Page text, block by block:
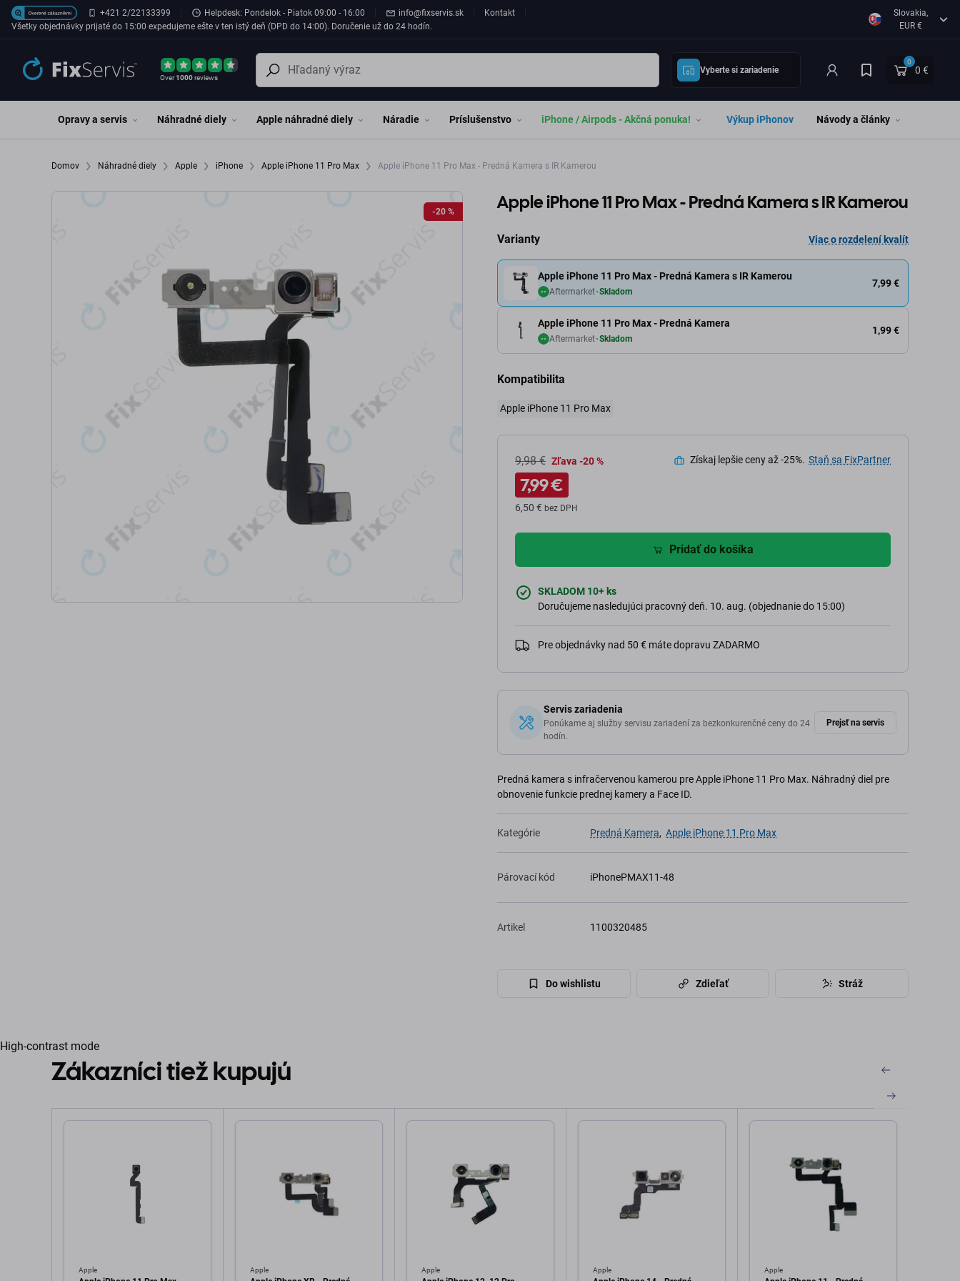
Preskočiť na hlavný obsah+421 2/22133399 Helpdesk: Pondelok - Piatok 09:00 - 16:00 info@fixservis.sk
Kontakt
Všetky objednávky prijaté do 15:00 expedujeme ešte v ten istý deň (DPD do 14:00). Doručenie už do 24 hodín.
Slovakia,
EUR €
Over1000reviews
Vyberte si zariadenie
0
0 €
Opravy a servis Náhradné diely Apple náhradné diely Náradie Príslušenstvo iPhone / Airpods - Akčná ponuka! Výkup iPhonov Návody a články
Domov Náhradné diely Apple iPhone Apple iPhone 11 Pro Max Apple iPhone 11 Pro Max - Predná Kamera s IR Kamerou
-20 %
-20 % Apple iPhone 11 Pro Max - Predná Kamera s IR Kamerou
Varianty Viac o rozdelení kvalít
Apple iPhone 11 Pro Max - Predná Kamera
Aftermarket Skladom
1,99 €
Apple iPhone 11 Pro Max - Predná Kamera s IR Kamerou
Aftermarket Skladom
7,99 €
Kompatibilita
Apple iPhone 11 Pro Max
9,98 € Zľava -20 %
7,99 €
6,50 € bez DPH
Získaj lepšie ceny až -25%. Staň sa FixPartner
Pridať do košíka
SKLADOM 10+ ks
Doručujeme nasledujúci pracovný deň. 10. aug. (objednanie do 15:00)
Pre objednávky nad 50 € máte dopravu ZADARMO
Servis zariadenia
Ponúkame aj služby servisu zariadení za bezkonkurenčné ceny do 24
hodín.
Prejsť na servis
Predná kamera s infračervenou kamerou pre Apple iPhone 11 Pro Max. Náhradný diel pre
obnovenie funkcie prednej kamery a Face ID.
Kategórie Predná Kamera, Apple iPhone 11 Pro Max
Párovací kód iPhonePMAX11-48
Artikel 1100320485
Do wishlistu Zdieľať Stráž
High-contrast mode
Zákazníci tiež kupujú
Apple Apple Apple Apple Apple